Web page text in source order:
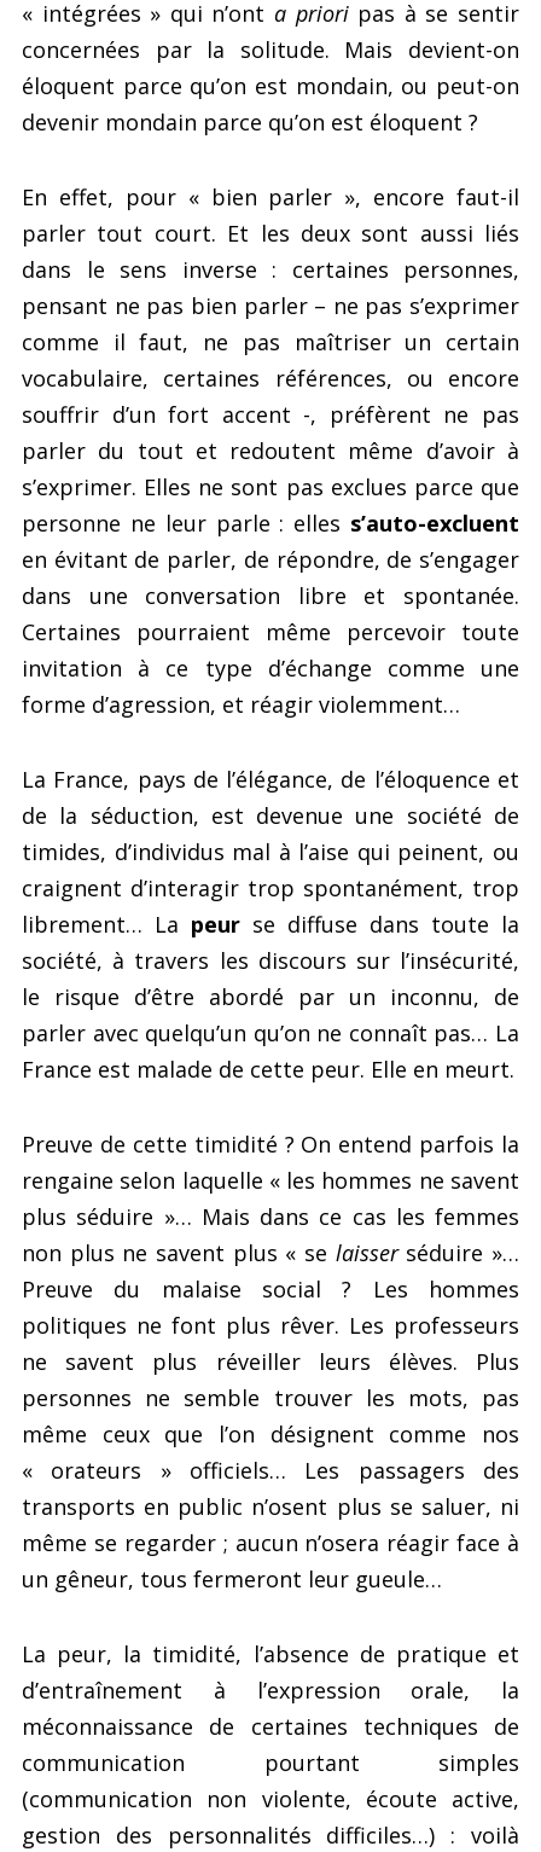
« intégrées » qui n’ont a prioripas à se sentir
concernées par la solitude. Mais devient-on
éloquent parce qu’on est mondain, ou peut-on
devenir mondain parce qu’on est éloquent ?
En effet, pour « bien parler », encore faut-il
parler tout court. Et les deux sont aussi liés
dans le sens inverse : certaines personnes,
pensant ne pas bien parler – ne pas s’exprimer
comme il faut, ne pas maîtriser un certain
vocabulaire, certaines références, ou encore
souffrir d’un fort accent -, préfèrent ne pas
parler du tout et redoutent même d’avoir à
s’exprimer. Elles ne sont pas exclues parce que
personne ne leur parle : elles s’auto-excluent
en évitant de parler, de répondre, de s’engager
dans une conversation libre et spontanée.
Certaines pourraient même percevoir toute
invitation à ce type d’échange comme une
forme d’agression, et réagir violemment…
La France, pays de l’élégance, de l’éloquence et
de la séduction, est devenue une société de
timides, d’individus mal à l’aise qui peinent, ou
craignent d’interagir trop spontanément, trop
librement… La peur se diffuse dans toute la
société, à travers les discours sur l’insécurité,
le risque d’être abordé par un inconnu, de
parler avec quelqu’un qu’on ne connaît pas… La
France est malade de cette peur. Elle en meurt.
Preuve de cette timidité ? On entend parfois la
rengaine selon laquelle « les hommes ne savent
plus séduire »… Mais dans ce cas les femmes
non plus ne savent plus « se laisserséduire »…
Preuve du malaise social ? Les hommes
politiques ne font plus rêver. Les professeurs
ne savent plus réveiller leurs élèves. Plus
personnes ne semble trouver les mots, pas
même ceux que l’on désignent comme nos
« orateurs » officiels… Les passagers des
transports en public n’osent plus se saluer, ni
même se regarder ; aucun n’osera réagir face à
un gêneur, tous fermeront leur gueule…
La peur, la timidité, l’absence de pratique et
d’entraînement à l’expression orale, la
méconnaissance de certaines techniques de
communication pourtant simples
(communication non violente, écoute active,
gestion des personnalités difficiles…) : voilà